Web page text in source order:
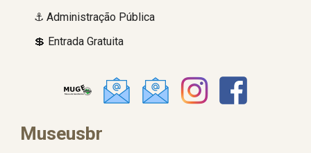
⚓ Administração Pública
💲 Entrada Gratuita
Museusbr